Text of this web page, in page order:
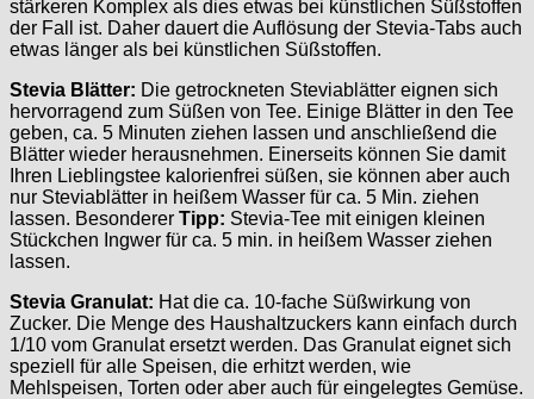
stärkeren Komplex als dies etwas bei künstlichen Süßstoffen
der Fall ist. Daher dauert die Auflösung der Stevia-Tabs auch
etwas länger als bei künstlichen Süßstoffen.
Stevia Blätter: Die getrockneten Steviablätter eignen sich
hervorragend zum Süßen von Tee. Einige Blätter in den Tee
geben, ca. 5 Minuten ziehen lassen und anschließend die
Blätter wieder herausnehmen. Einerseits können Sie damit
Ihren Lieblingstee kalorienfrei süßen, sie können aber auch
nur Steviablätter in heißem Wasser für ca. 5 Min. ziehen
lassen. Besonderer Tipp: Stevia-Tee mit einigen kleinen
Stückchen Ingwer für ca. 5 min. in heißem Wasser ziehen
lassen.
Stevia Granulat: Hat die ca. 10-fache Süßwirkung von
Zucker. Die Menge des Haushaltzuckers kann einfach durch
1/10 vom Granulat ersetzt werden. Das Granulat eignet sich
speziell für alle Speisen, die erhitzt werden, wie
Mehlspeisen, Torten oder aber auch für eingelegtes Gemüse.